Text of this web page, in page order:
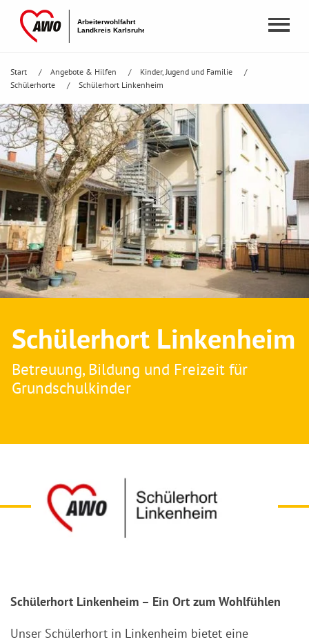
Start Angebote & Hilfen
Kinder, Jugend und Familie
Schülerhorte
Schülerhort Linkenheim
Schülerhort Linkenheim
Betreuung, Bildung und Freizeit für
Grundschulkinder
Schülerhort Linkenheim – Ein Ort zum Wohlfühlen
Unser Schülerhort in Linkenheim bietet eine